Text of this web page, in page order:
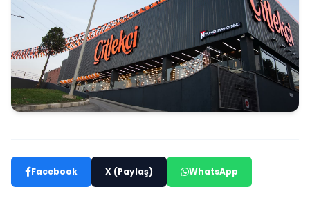
Facebook X (Paylaş) WhatsApp